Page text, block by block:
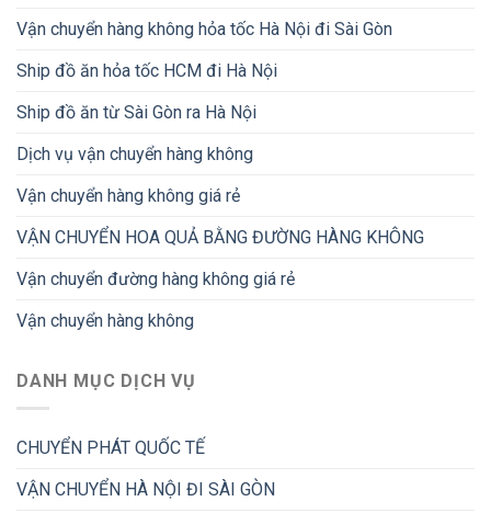
Vận chuyển hàng không hỏa tốc Hà Nội đi Sài Gòn
Ship đồ ăn hỏa tốc HCM đi Hà Nội
Ship đồ ăn từ Sài Gòn ra Hà Nội
Dịch vụ vận chuyển hàng không
Vận chuyển hàng không giá rẻ
VẬN CHUYỂN HOA QUẢ BẰNG ĐƯỜNG HÀNG KHÔNG
Vận chuyển đường hàng không giá rẻ
Vận chuyển hàng không
DANH MỤC DỊCH VỤ
CHUYỂN PHÁT QUỐC TẾ
VẬN CHUYỂN HÀ NỘI ĐI SÀI GÒN